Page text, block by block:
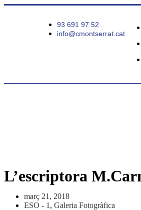
93 691 97 52
info@cmontserrat.cat
L’escriptora
març 21, 2018
ESO - 1 , Galeria Fotogràfica